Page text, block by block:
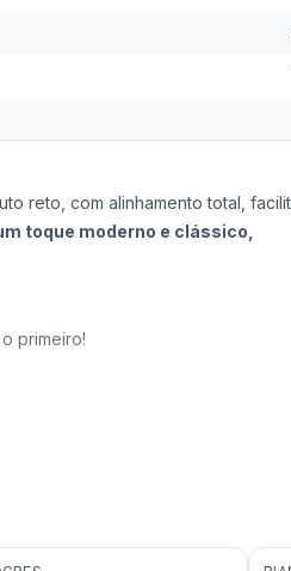
reto, com alinhamento total,
toque moderno e clássico,
primeiro!